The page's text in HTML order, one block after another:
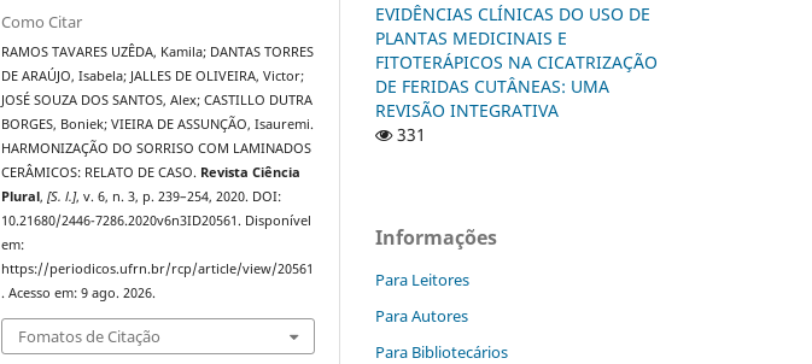
Como Citar
RAMOS TAVARES UZÊDA, Kamila; DANTAS TORRES
DE ARAÚJO, Isabela; JALLES DE OLIVEIRA, Victor;
JOSÉ SOUZA DOS SANTOS, Alex; CASTILLO DUTRA
BORGES, Boniek; VIEIRA DE ASSUNÇÃO, Isauremi.
HARMONIZAÇÃO DO SORRISO COM LAMINADOS
CERÂMICOS: RELATO DE CASO. Revista Ciência
Plural,[S. l.], v. 6, n. 3, p. 239–254, 2020. DOI:
10.21680/2446-7286.2020v6n3ID20561. Disponível
em:
https://periodicos.ufrn.br/rcp/article/view/20561
. Acesso em: 9 ago. 2026.
Fomatos de Citação
EVIDÊNCIAS CLÍNICAS DO USO DE
PLANTAS MEDICINAIS E
FITOTERÁPICOS NA CICATRIZAÇÃO
DE FERIDAS CUTÂNEAS: UMA
REVISÃO INTEGRATIVA
331
Informações
Para Leitores
Para Autores
Para Bibliotecários